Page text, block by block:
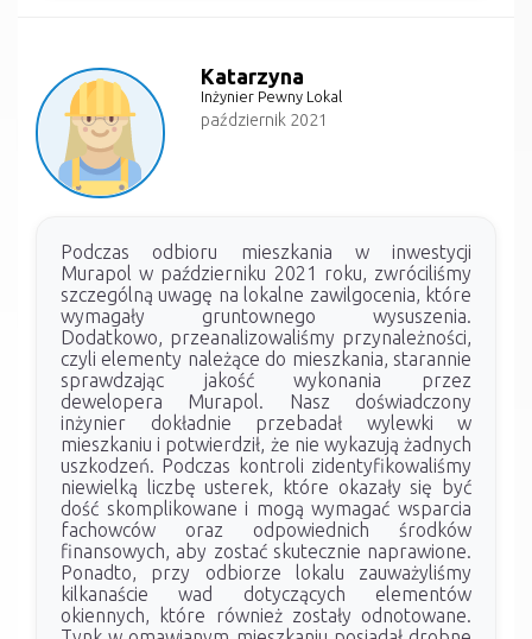
Katarzyna
Inżynier Pewny Lokal
październik 2021
Podczas odbioru mieszkania w inwestycji
Murapol w październiku 2021 roku, zwróciliśmy
szczególną uwagę na lokalne zawilgocenia, które
wymagały gruntownego wysuszenia.
Dodatkowo, przeanalizowaliśmy przynależności,
czyli elementy należące do mieszkania, starannie
sprawdzając jakość wykonania przez
dewelopera Murapol. Nasz doświadczony
inżynier dokładnie przebadał wylewki w
mieszkaniu i potwierdził, że nie wykazują żadnych
uszkodzeń. Podczas kontroli zidentyfikowaliśmy
niewielką liczbę usterek, które okazały się być
dość skomplikowane i mogą wymagać wsparcia
fachowców oraz odpowiednich środków
finansowych, aby zostać skutecznie naprawione.
Ponadto, przy odbiorze lokalu zauważyliśmy
kilkanaście wad dotyczących elementów
okiennych, które również zostały odnotowane.